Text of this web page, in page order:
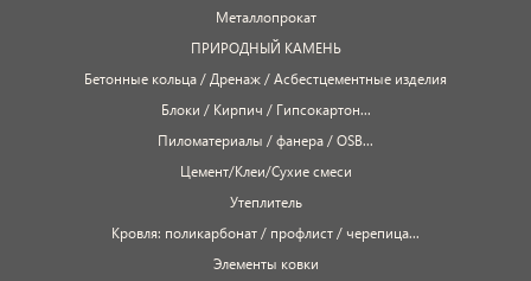
Металлопрокат
ПРИРОДНЫЙ КАМЕНЬ
Бетонные кольца / Дренаж / Асбестцементные изделия
Блоки / Кирпич / Гипсокартон...
Пиломатериалы / фанера / OSB...
Цемент/Клеи/Сухие смеси
Утеплитель
Кровля: поликарбонат / профлист / черепица...
Элементы ковки